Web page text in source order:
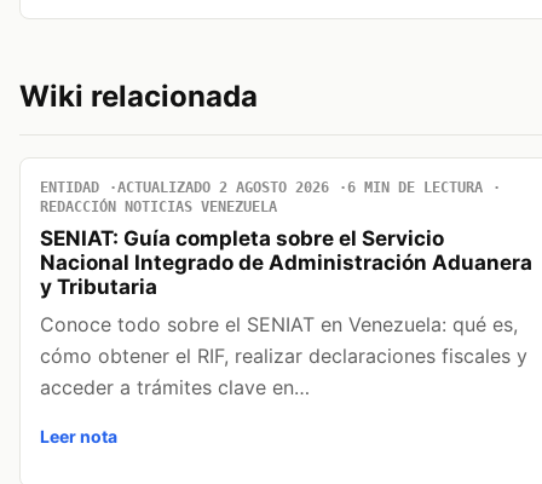
Wiki relacionada
ENTIDAD ACTUALIZADO 2 AGOSTO 2026
6 MIN DE LECTURA
REDACCIÓN NOTICIAS VENEZUELA
SENIAT: Guía completa sobre el Servicio
Nacional Integrado de Administración Aduanera
y Tributaria
Conoce todo sobre el SENIAT en Venezuela: qué es,
cómo obtener el RIF, realizar declaraciones fiscales y
acceder a trámites clave en…
Leer nota